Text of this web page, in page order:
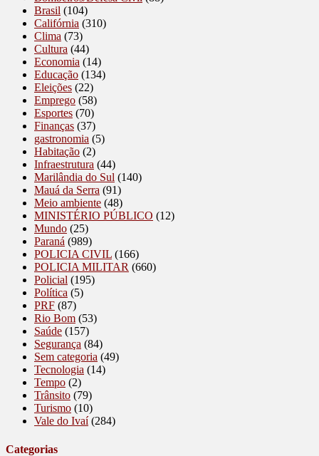
Brasil (104)
Califórnia (310)
Clima (73)
Cultura (44)
Economia (14)
Educação (134)
Eleições (22)
Emprego (58)
Esportes (70)
Finanças (37)
gastronomia (5)
Habitação (2)
Infraestrutura (44)
Marilândia do Sul (140)
Mauá da Serra (91)
Meio ambiente (48)
MINISTÉRIO PÚBLICO (12)
Mundo (25)
Paraná (989)
POLICIA CIVIL (166)
POLICIA MILITAR (660)
Policial (195)
Política (5)
PRF (87)
Rio Bom (53)
Saúde (157)
Segurança (84)
Sem categoria (49)
Tecnologia (14)
Tempo (2)
Trânsito (79)
Turismo (10)
Vale do Ivaí(284)
Categorias